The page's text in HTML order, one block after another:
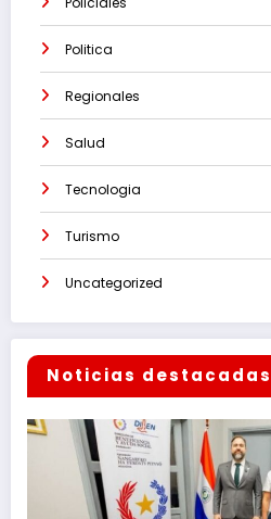
Politica
Regionales
Salud
Tecnologia
Turismo
Uncategorized
Noticias destacadas